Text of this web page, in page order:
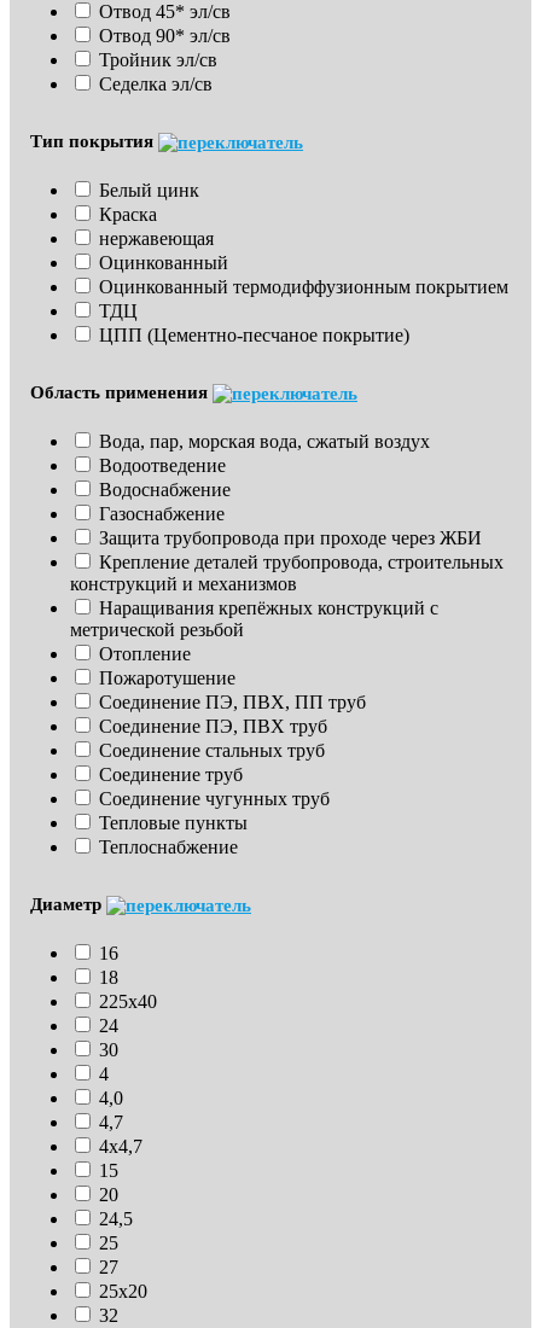
Отвод 45* эл/св
Отвод 90* эл/св
Тройник эл/св
Седелка эл/св
Тип покрытия
Белый цинк
Краска
нержавеющая
Оцинкованный
Оцинкованный термодиффузионным покрытием
ТДЦ
ЦПП (Цементно-песчаное покрытие)
Область применения
Вода, пар, морская вода, сжатый воздух
Водоотведение
Водоснабжение
Газоснабжение
Защита трубопровода при проходе через ЖБИ
Крепление деталей трубопровода, строительных
конструкций и механизмов
Наращивания крепёжных конструкций с
метрической резьбой
Отопление
Пожаротушение
Соединение ПЭ, ПВХ, ПП труб
Соединение ПЭ, ПВХ труб
Соединение стальных труб
Соединение труб
Соединение чугунных труб
Тепловые пункты
Теплоснабжение
Диаметр
16
18
225х40
24
30
4
4,0
4,7
4х4,7
15
20
24,5
25
27
25х20
32